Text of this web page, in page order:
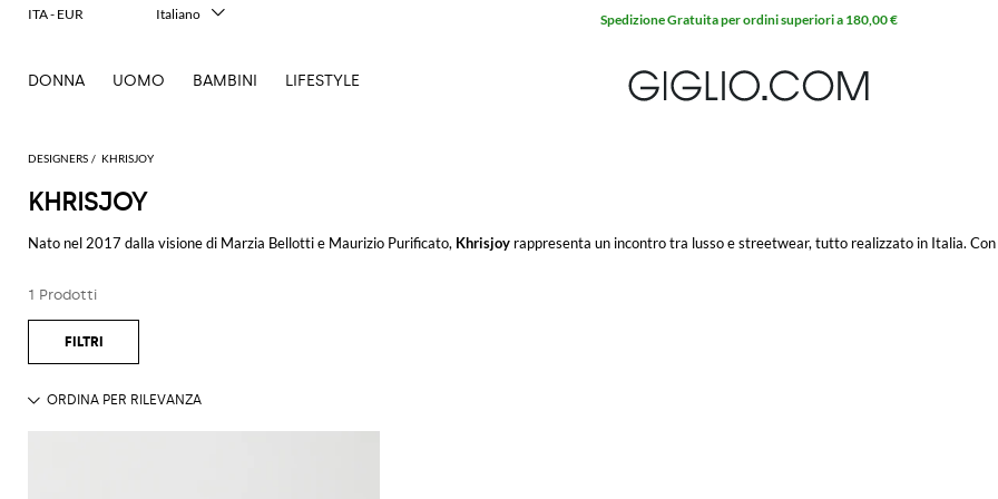
DESIGNERS KHRISJOY
KHRISJOY
Nato nel 2017 dalla visione di Marzia Bellotti e Maurizio Purificato, Khrisjoy rappresenta un incontro tra lusso e streetwear, tutto realizzato in Italia.
Tra gli articoli più iconici del brand, il
ricerca di occasioni esclusive, l'area
ispirare dalla vasta selezione di articoli esclusivi disponibili nel nostro store online, dove il lusso incontra il dinamismo urbano.
1 Prodotti
DONNA UOMO BAMBINI LIFESTYLE
Spedizione Gratuita per ordini superiori a 180,00 €
ITA - EUR
Italiano
Deutsch